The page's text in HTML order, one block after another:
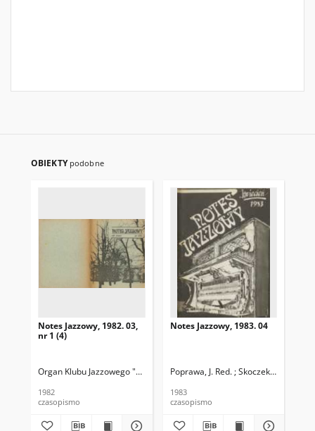
OBIEKTY podobne
Notes Jazzowy, 1982. 03,
nr 1 (4)
Organ Klubu Jazzowego "Rotunda" Skoczek, T. Red.
1982
czasopismo
Notes Jazzowy, 1983. 04
Poprawa, J. Red. ; Skoczek T. Red.
1983
czasopismo